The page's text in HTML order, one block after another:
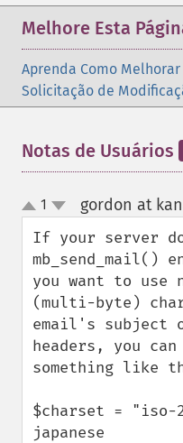
Melhore Esta
Aprenda Como Melhorar
Solicitação de
Notas de Usuários
up
down
1 gordon at
If your server
mb_send_mail()
you want to use
(multi-byte)
email's subject
headers, you can
something like
$charset =
japanese